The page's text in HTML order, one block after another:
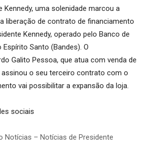
Kennedy, uma solenidade marcou a
liberação de contrato de financiamento
Kennedy, operado pelo Banco de
Santo (Bandes). O
Galito Pessoa, que atua com venda de
o seu terceiro contrato com o
vai possibilitar a expansão da loja.
sociais
Notícias – Notícias de Presidente